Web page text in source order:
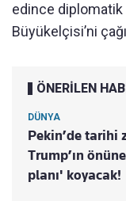
edince diplomatik
Büyükelçisi’ni
ÖNERİLEN
DÜNYA
Pekin’de tarihi
Trump’ın
planı' koyacak!